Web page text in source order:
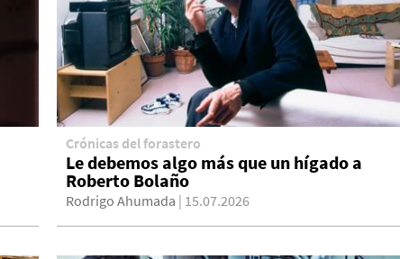
Crónicas del forastero
Le debemos algo más que un hígado a
Roberto Bolaño
Rodrigo Ahumada | 15.07.2026